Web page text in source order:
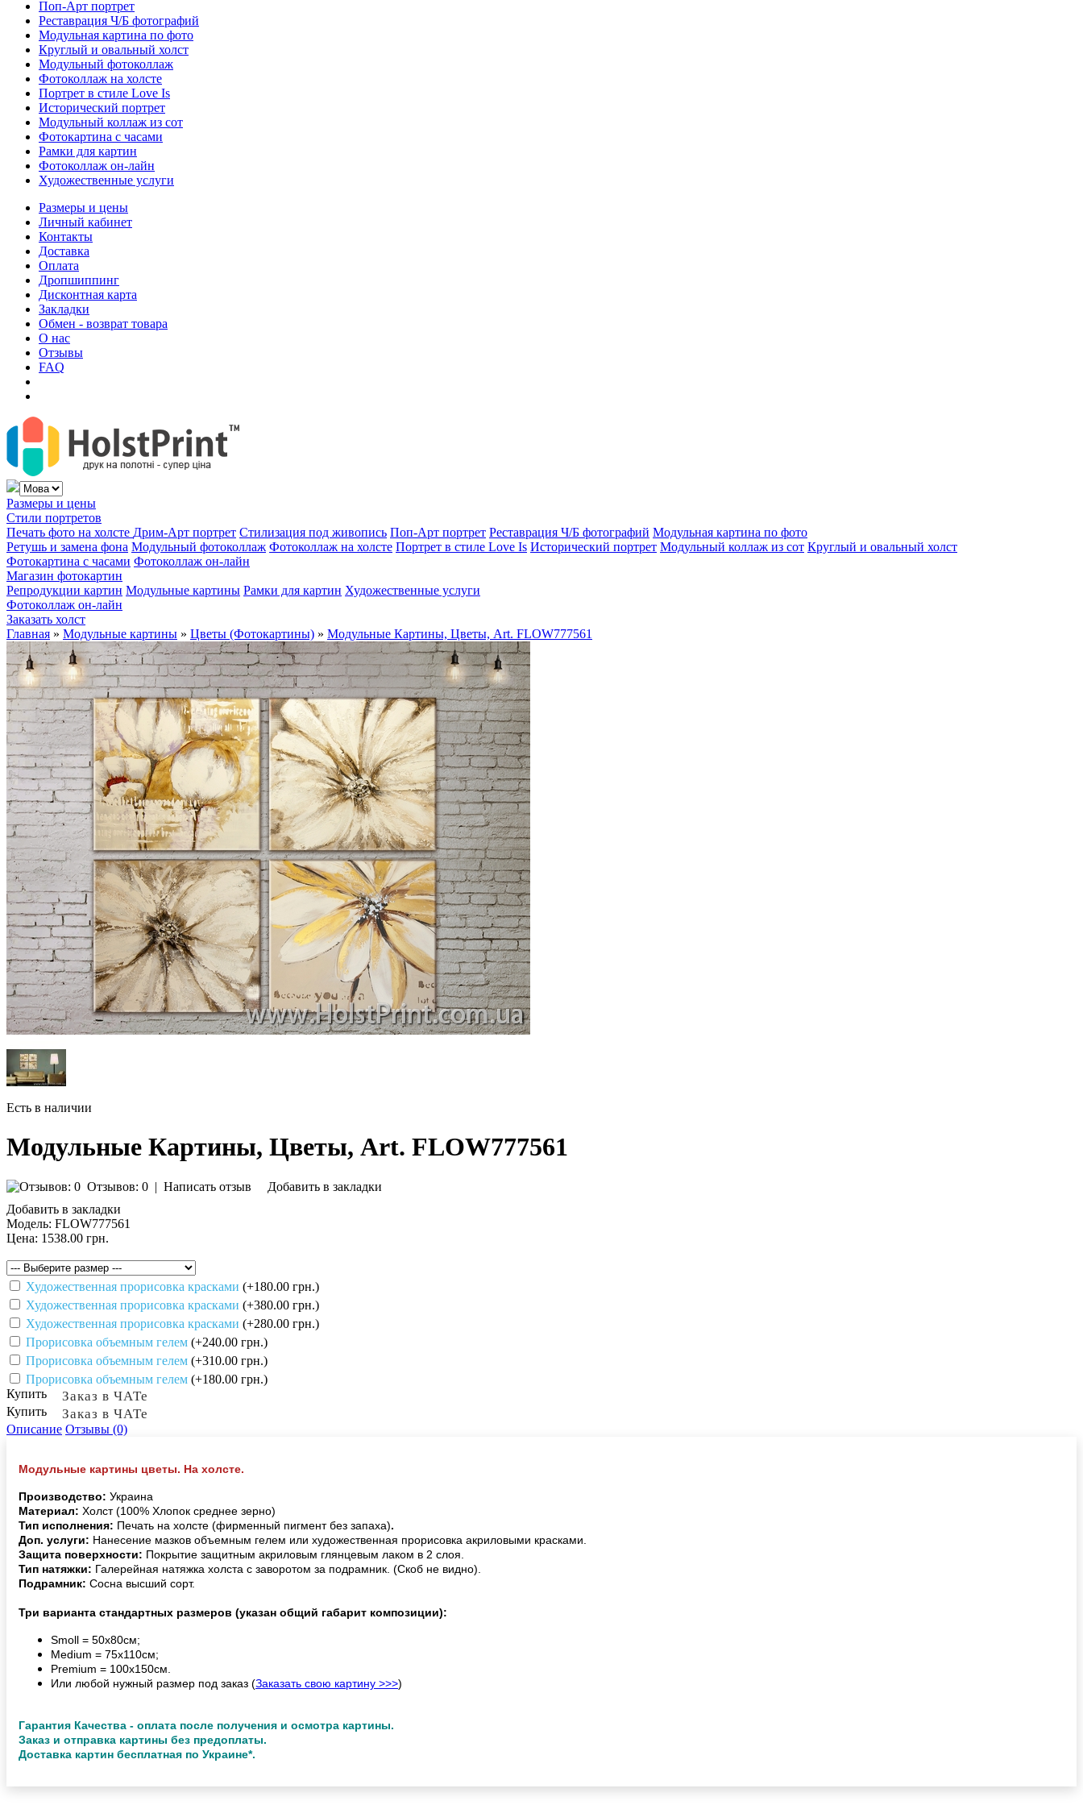
Поп-Арт портрет
Реставрация Ч/Б фотографий
Модульная картина по фото
Круглый и овальный холст
Модульный фотоколлаж
Фотоколлаж на холсте
Портрет в стиле Love Is
Исторический портрет
Модульный коллаж из сот
Фотокартина с часами
Рамки для картин
Фотоколлаж он-лайн
Художественные услуги
Размеры и цены
Личный кабинет
Контакты
Доставка
Оплата
Дропшиппинг
Дисконтная карта
Закладки
Обмен - возврат товара
О нас
Отзывы
FAQ
Размеры и цены
Стили портретов
Печать фото на холсте Дрим-Арт портрет Стилизация под живопись Поп-Арт портрет Реставрация Ч/Б фотографий Модульная картина по фото
Ретушь и замена фона Модульный фотоколлаж Фотоколлаж на холсте Портрет в стиле Love Is Исторический портрет Модульный коллаж из сот Круглый и овальный холст
Фотокартина с часами Фотоколлаж он-лайн
Магазин фотокартин
Репродукции картин Модульные картины Рамки для картин Художественные услуги
Фотоколлаж он-лайн
Заказать холст
Главная » Модульные картины » Цветы (Фотокартины) » Модульные Картины, Цветы, Art. FLOW777561
Есть в наличии
Модульные Картины, Цветы, Art. FLOW777561
Отзывов: 0 | Написать отзыв
Добавить в закладки
Добавить в закладки
Модель: FLOW777561
Цена: 1538.00 грн.
Художественная прорисовка красками (+180.00 грн.)
Художественная прорисовка красками (+380.00 грн.)
Художественная прорисовка красками (+280.00 грн.)
Прорисовка объемным гелем (+240.00 грн.)
Прорисовка объемным гелем (+310.00 грн.)
Прорисовка объемным гелем (+180.00 грн.)
Купить
Заказ в ЧАТе
Купить Заказ в ЧАТе
Описание Отзывы (0)
Модульные картины цветы. На холсте.
Производство: Украина
Материал: Холст (100% Хлопок среднее зерно)
Тип исполнения: Печать на холсте (фирменный пигмент без запаха).
Доп. услуги: Нанесение мазков объемным гелем или художественная прорисовка акриловыми красками.
Защита поверхности: Покрытие защитным акриловым глянцевым лаком в 2 слоя.
Тип натяжки: Галерейная натяжка холста с заворотом за подрамник. (Скоб не видно).
Подрамник: Сосна высший сорт.
Три варианта стандартных размеров (указан общий габарит композиции):
Smoll = 50х80см;
Medium = 75х110см;
Premium = 100х150см.
Или любой нужный размер под заказ (Заказать свою картину >>>)
Гарантия Качества - оплата после получения и осмотра картины.
Заказ и отправка картины без предоплаты.
Доставка картин бесплатная по Украине*.